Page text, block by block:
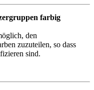
farbig
den
zuzuteilen, so dass
sind.